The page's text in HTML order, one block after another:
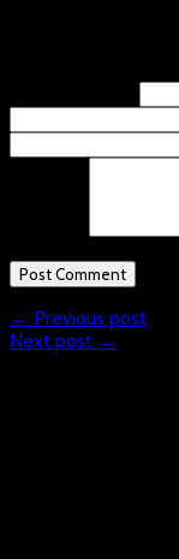
← Previous post
Next post →